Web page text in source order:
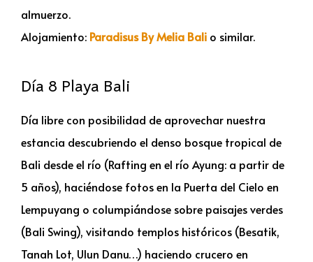
almuerzo.
Alojamiento: Paradisus By Melia Bali o similar.
Día 8 Playa Bali
Día libre con posibilidad de aprovechar nuestra
estancia descubriendo el denso bosque tropical de
Bali desde el río (Rafting en el río Ayung: a partir de
5 años), haciéndose fotos en la Puerta del Cielo en
Lempuyang o columpiándose sobre paisajes verdes
(Bali Swing), visitando templos históricos (Besatik,
Tanah Lot, Ulun Danu…) haciendo crucero en